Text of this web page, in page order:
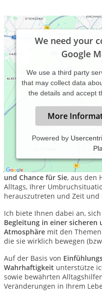
We need your
Google
We use a third party
that may collect data
the details and accept
More
Powered by
Jeder Termin unserer
und Chance für Sie, aus den
Alltags, Ihrer
herauszutreten und Zeit und
Ich biete Ihnen dabei an,
Begleitung in einer sicheren
Atmosphäre mit den
die sie wirklich bewegen
Auf der Basis von
Wahrhaftigkeit unterstütze
sowie bewährten
Veränderungen in Ihrem